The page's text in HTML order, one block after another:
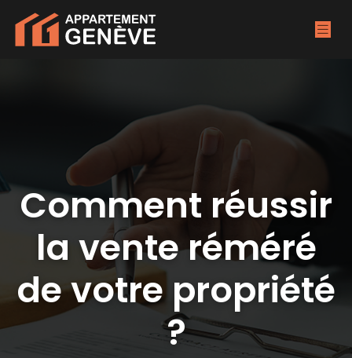
Comment réussir
la vente réméré
de votre propriété
?